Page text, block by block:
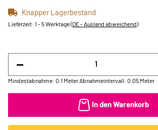
Knapper Lagerbestand
Lieferzeit: 1 - 5 Werktage(DE - Ausland abweichend)
Mindestabnahme: 0.1 Meter Abnahmeintervall: 0.05 Meter
In den Warenkorb